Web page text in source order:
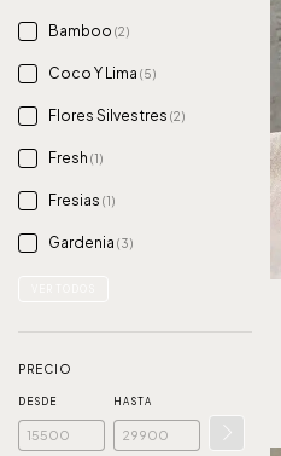
Bamboo (2)
Coco Y Lima (5)
Flores Silvestres (2)
Fresh (1)
Fresias (1)
Gardenia (3)
PRECIO
DESDE HASTA